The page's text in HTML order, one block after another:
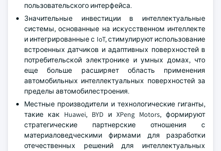
пользовательского интерфейса.
Значительные инвестиции в интеллектуальные
системы, основанные на искусственном интеллекте
и интегрированные с IoT, стимулируют использование
встроенных датчиков и адаптивных поверхностей в
потребительской электронике и умных домах, что
еще больше расширяет область применения
автомобильных интеллектуальных поверхностей за
пределы автомобилестроения.
Местные производители и технологические гиганты,
такие как Huawei, BYD и XPeng Motors, формируют
стратегические партнерские отношения с
материаловедческими фирмами для разработки
отечественных решений для интеллектуальных